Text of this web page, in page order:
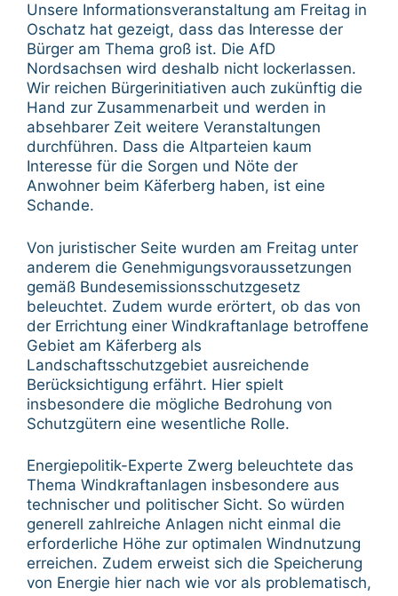
Unsere Informationsveranstaltung am Freitag in
Oschatz hat gezeigt, dass das Interesse der
Bürger am Thema groß ist. Die AfD
Nordsachsen wird deshalb nicht lockerlassen.
Wir reichen Bürgerinitiativen auch zukünftig die
Hand zur Zusammenarbeit und werden in
absehbarer Zeit weitere Veranstaltungen
durchführen. Dass die Altparteien kaum
Interesse für die Sorgen und Nöte der
Anwohner beim Käferberg haben, ist eine
Schande.
Von juristischer Seite wurden am Freitag unter
anderem die Genehmigungsvoraussetzungen
gemäß Bundesemissionsschutzgesetz
beleuchtet. Zudem wurde erörtert, ob das von
der Errichtung einer Windkraftanlage betroffene
Gebiet am Käferberg als
Landschaftsschutzgebiet ausreichende
Berücksichtigung erfährt. Hier spielt
insbesondere die mögliche Bedrohung von
Schutzgütern eine wesentliche Rolle.
Energiepolitik-Experte Zwerg beleuchtete das
Thema Windkraftanlagen insbesondere aus
technischer und politischer Sicht. So würden
generell zahlreiche Anlagen nicht einmal die
erforderliche Höhe zur optimalen Windnutzung
erreichen. Zudem erweist sich die Speicherung
von Energie hier nach wie vor als problematisch,